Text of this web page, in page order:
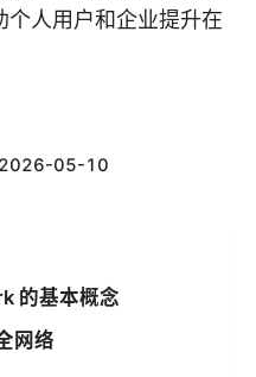
人用户和企业提升在
05-10
的基本概念
网络